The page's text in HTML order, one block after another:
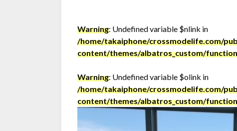
Warning: Undefined variable $nlink in
/home/takaiphone/crossmodelife.com/
content/themes/albatros_custom/
Warning: Undefined variable $olink in
/home/takaiphone/crossmodelife.com/
content/themes/albatros_custom/